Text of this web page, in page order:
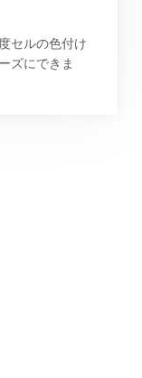
セルの色付け
ズにできま